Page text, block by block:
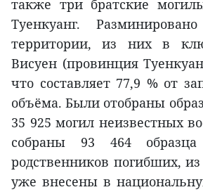
также три братские
Туенкуанг.
территории, из них в
Висуен (провинция
что составляет 77,9 % от
объёма. Были отобраны
35 925 могил неизвестных
собраны 93 464 образца
родственников погибших,
уже внесены в